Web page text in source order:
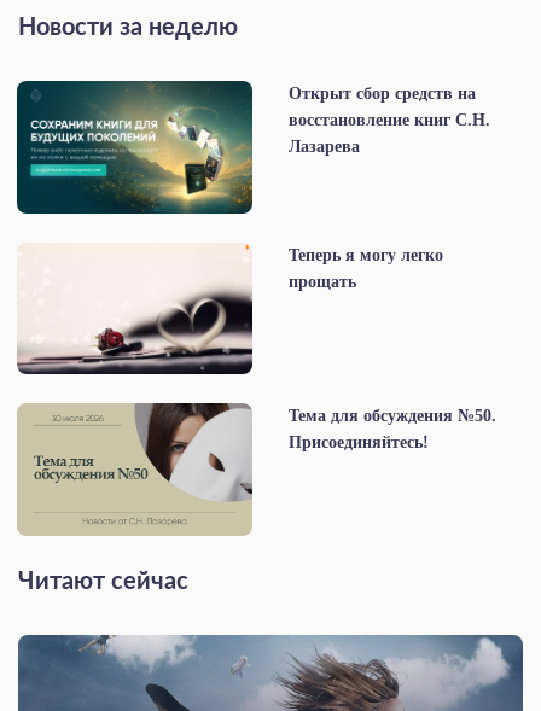
Новости за неделю
Открыт сбор средств на
восстановление книг С.Н.
Лазарева
Теперь я могу легко
прощать
Тема для обсуждения №50.
Присоединяйтесь!
Читают сейчас